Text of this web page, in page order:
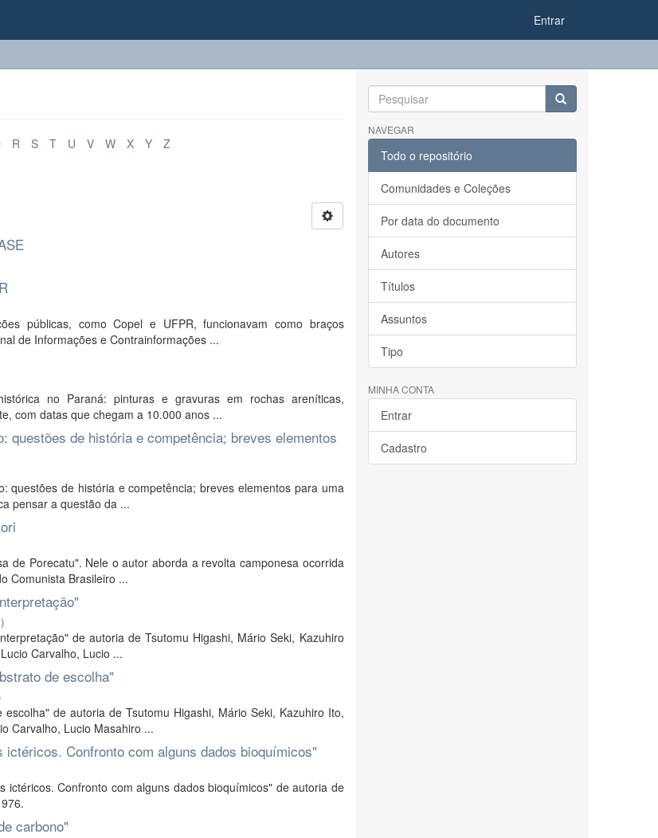
Entrar
R S T U V W X Y Z
públicas, como Copel e UFPR, funcionavam como braços
de Informações e Contrainformações ...
no Paraná: pinturas e gravuras em rochas areníticas,
com datas que chegam a 10.000 anos ...
de história e competência; breves elementos
questões de história e competência; breves elementos para uma
pensar a questão da ...
de Porecatu". Nele o autor aborda a revolta camponesa ocorrida
Comunista Brasileiro ...
)
de autoria de Tsutomu Higashi, Mário Seki, Kazuhiro
Carvalho, Lucio ...
de escolha"
de autoria de Tsutomu Higashi, Mário Seki, Kazuhiro Ito,
Carvalho, Lucio Masahiro ...
Confronto com alguns dados bioquímicos"
Confronto com alguns dados bioquímicos" de autoria de
carbono"
NAVEGAR
Todo o repositório
Comunidades e Coleções
Por data do documento
Autores
Títulos
Assuntos
Tipo
MINHA CONTA
Entrar
Cadastro